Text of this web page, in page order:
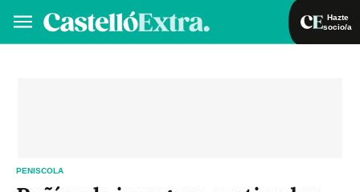
Hazte
socio/a
PENISCOLA